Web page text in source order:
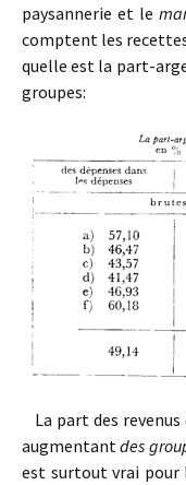
paysannerie et le
comptent les
quelle est la part-
groupes:
La part des revenus
augmentantdes
est surtout vrai pour